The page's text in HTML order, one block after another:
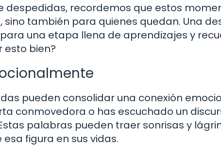
despedidas, recordemos que estos
sino también para quienes quedan. Una
una etapa llena de aprendizajes y
bien?
pueden consolidar una conexión
conmovedora o has escuchado un
palabras pueden traer sonrisas y
figura en sus vidas.